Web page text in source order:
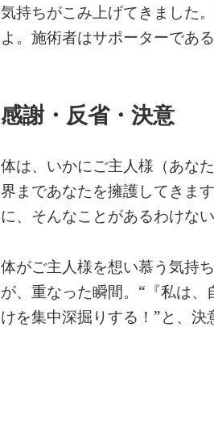
気持ちがこみ上げてきました
よ。施術者はサポーターであ
感謝・反省・決意
体は、いかにご主人様（あな
界まであなたを擁護してきま
に、そんなことがあるわけな
体がご主人様を想い慕う気持
が、重なった瞬間。“『私は
けを集中深掘りする！”と、決